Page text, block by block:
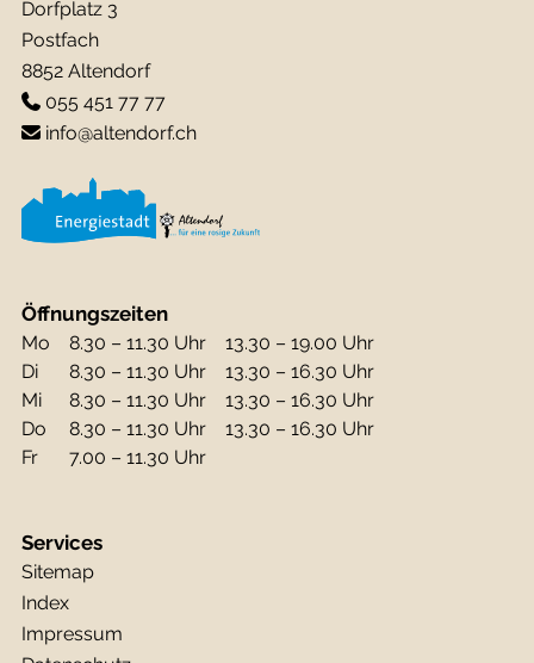
Dorfplatz 3
Postfach
8852 Altendorf
055 451 77 77
info@altendorf.ch
Öffnungszeiten
Mo 8.30 – 11.30 Uhr
13.30 – 19.00 Uhr
Di
8.30 – 11.30 Uhr
13.30 – 16.30 Uhr
Mi
8.30 – 11.30 Uhr
13.30 – 16.30 Uhr
Do
8.30 – 11.30 Uhr
13.30 – 16.30 Uhr
Fr
7.00 – 11.30 Uhr
Services
Sitemap
Index
Impressum